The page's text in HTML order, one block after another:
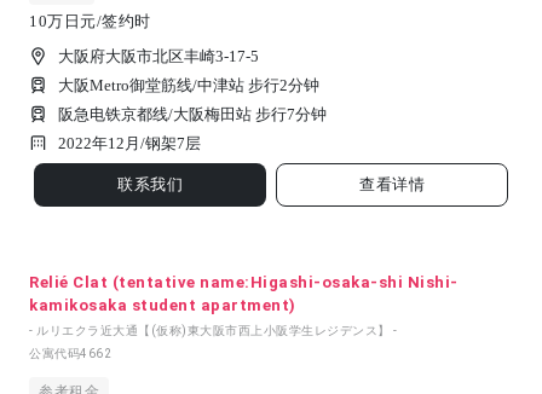
10万日元/签约时
大阪府大阪市北区丰崎3-17-5
大阪Metro御堂筋线/中津站 步行2分钟
阪急电铁京都线/大阪梅田站 步行7分钟
2022年12月/钢架7 层
联系我们 查看详情
Relié Clat (tentative name:Higashi-osaka-shi Nishi-
kamikosaka student apartment)
- ルリエクラ近大通【(仮称)東大阪市西上小阪学生レジデンス】 -
公寓代码4662